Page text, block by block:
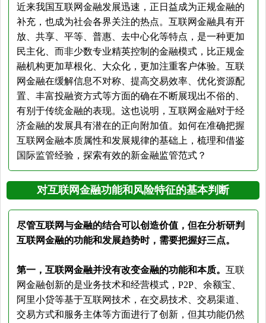
近来我国互联网金融发展迅速，正日益成为正规金融的
补充，也成为社会各界关注的热点。互联网金融具有开
放、共享、平等、普惠、去中心化等特点，是一种更加
民主化、而非少数专业精英控制的金融模式，比正规金
融机构更加草根化、大众化，更加注重客户体验。互联
网金融在缓解信息不对称、提高交易效率、优化资源配
置、丰富投融资方式等方面的确在不断展现出不俗的、
有别于传统金融的表现。这也说明，互联网金融对于经
济金融的发展具有潜在的正向附加值。如何在准确把握
互联网金融本质属性和发展规律的基础上，梳理和借鉴
国际监管经验，探索有效的新金融监管范式？
对互联网金融功能和风险特征的基本判断
尽管互联网与金融的结合可以创造价值，但在分析研判
互联网金融的功能和发展趋势时，需要把握好三点。
第一，互联网金融并没有改变金融的功能和本质。 互联
网金融创新的是业务技术和经营模式，P2P、余额宝、
阿里小贷等基于互联网技术，在交易技术、交易渠道、
交易方式和服务主体等方面进行了创新，但其功能仍然